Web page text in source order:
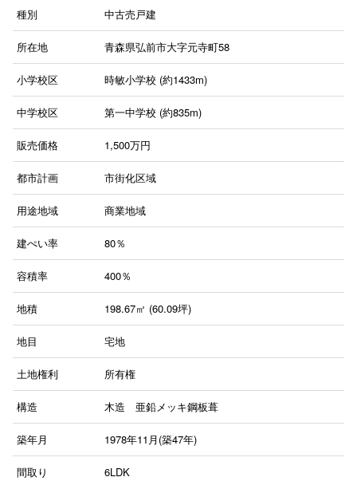
種別 中古売戸建
所在地 青森県弘前市大字元寺町58
小学校区 時敏小学校 (約1433m)
中学校区 第一中学校 (約835m)
販売価格 1,500万円
都市計画 市街化区域
用途地域 商業地域
建ぺい率 80％
容積率 400％
地積 198.67㎡ (60.09坪)
地目 宅地
土地権利 所有権
構造 木造 亜鉛メッキ鋼板葺
築年月 1978年11月(築47年)
間取り 6LDK